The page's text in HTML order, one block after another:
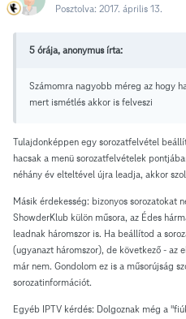
Posztolva: 2017. április 13.
5 órája, anonymus írta:
Számomra nagyobb méreg az hogy
mert ismétlés akkor is felveszi
Tulajdonképpen egy sorozatfelvétel
hacsak a menü sorozatfelvételek
néhány év elteltével újra leadja, akkor
Másik érdekesség: bizonyos sorozatokat
ShowderKlub külön műsora, az Édes
leadnak háromszor is. Ha beállítod a
(ugyanazt háromszor), de következő - az
már nem. Gondolom ez is a műsorújság
sorozatinformációt.
Egyéb IPTV kérdés: Dolgoznak még a